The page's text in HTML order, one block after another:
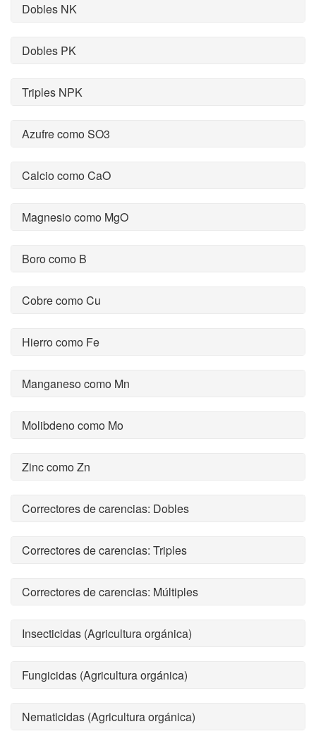
Dobles NK
Dobles PK
Triples NPK
Azufre como SO3
Calcio como CaO
Magnesio como MgO
Boro como B
Cobre como Cu
Hierro como Fe
Manganeso como Mn
Molibdeno como Mo
Zinc como Zn
Correctores de carencias: Dobles
Correctores de carencias: Triples
Correctores de carencias: Múltiples
Insecticidas (Agricultura orgánica)
Fungicidas (Agricultura orgánica)
Nematicidas (Agricultura orgánica)